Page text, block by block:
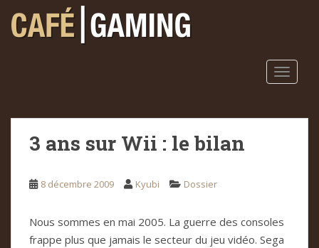
3 ans sur Wii : le bilan
8 décembre 2009 Kyubi Dossier
Nous sommes en mai 2005. La guerre des consoles
frappe plus que jamais le secteur du jeu vidéo. Sega